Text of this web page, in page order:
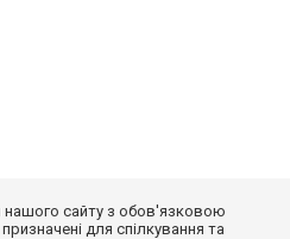
нашого сайту з обов'язковою
для спілкування та